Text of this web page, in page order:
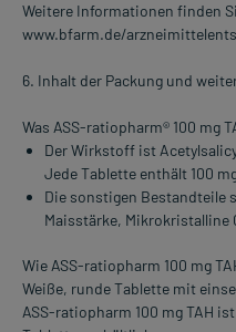
Weitere Informationen finden
www.bfarm.de/
6. Inhalt der Packung und
Was ASS-ratiopharm® 100 mg
Der Wirkstoff ist
Jede Tablette enthält 100
Die sonstigen Bestandteile
Maisstärke, Mikrokristalline
Wie ASS-ratiopharm 100 mg
Weiße, runde Tablette mit
ASS-ratiopharm 100 mg TAH